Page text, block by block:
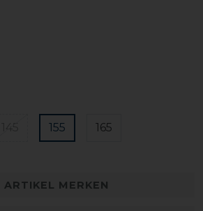
155 165
ARTIKEL MERKEN